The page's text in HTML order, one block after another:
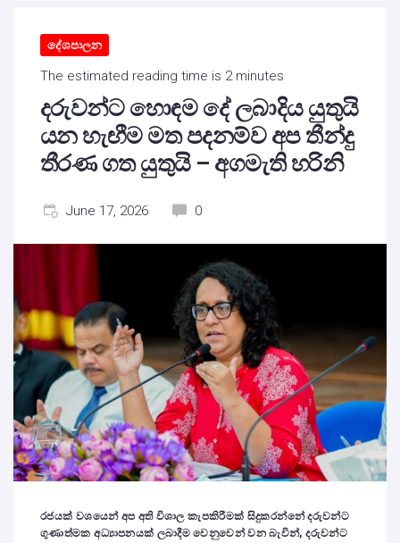
දේශපාලන
The estimated reading time is 2 minutes
දරුවන්ට හොඳම දේ ලබාදිය යුතුයි
යන හැඟීම මත පදනම්ව අප තීන්දු
තීරණ ගත යුතුයි – අගමැති හරිනි
June 17, 2026 0
රජයක් වශයෙන් අප අති විශාල කැපකිරීමක් සිදුකරන්නේ දරුවන්ට
ගුණාත්මක අධ්‍යාපනයක් ලබාදීම වෙනුවෙන් වන බැවින්, දරුවන්ට